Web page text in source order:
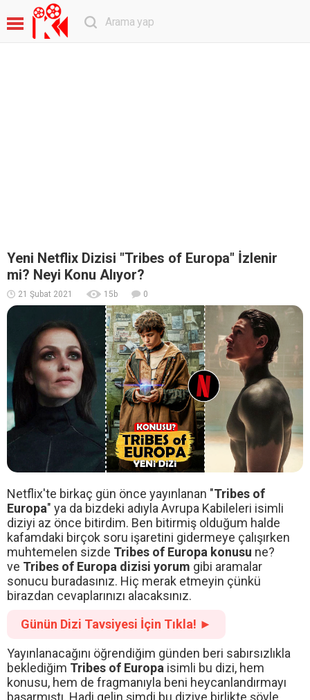
Yeni Netflix Dizisi "Tribes of Europa" İzlenir
mi? Neyi Konu Alıyor?
21 Şubat 2021 15 b 0
Netflix'te birkaç gün önce yayınlanan "Tribes of
Europa" ya da bizdeki adıyla Avrupa Kabileleri isimli
diziyi az önce bitirdim. Ben bitirmiş olduğum halde
kafamdaki birçok soru işaretini gidermeye çalışırken
muhtemelen sizde Tribes of Europa konusu ne?
ve Tribes of Europa dizisi yorum gibi aramalar
sonucu buradasınız. Hiç merak etmeyin çünkü
birazdan cevaplarınızı alacaksınız.
Günün Dizi Tavsiyesi İçin Tıkla! ►
Yayınlanacağını öğrendiğim günden beri sabırsızlıkla
beklediğim Tribes of Europa isimli bu dizi, hem
konusu, hem de fragmanıyla beni heycanlandırmayı
başarmıştı. Hadi gelin şimdi bu diziye birlikte şöyle